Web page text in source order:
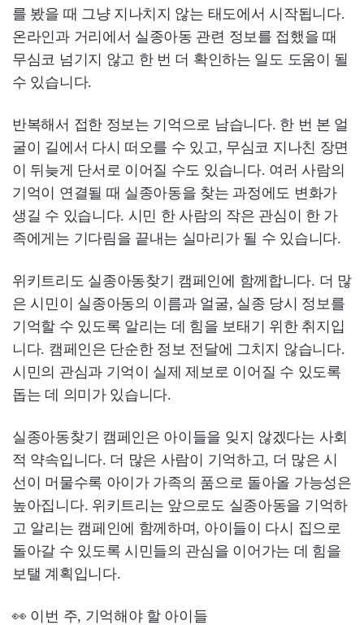
를 봤을 때 그냥 지나치지 않는 태도에서 시작됩니다.
온라인과 거리에서 실종아동 관련 정보를 접했을 때
무심코 넘기지 않고 한 번 더 확인하는 일도 도움이 될
수 있습니다.
반복해서 접한 정보는 기억으로 남습니다. 한 번 본 얼
굴이 길에서 다시 떠오를 수 있고, 무심코 지나친 장면
이 뒤늦게 단서로 이어질 수도 있습니다. 여러 사람의
기억이 연결될 때 실종아동을 찾는 과정에도 변화가
생길 수 있습니다. 시민 한 사람의 작은 관심이 한 가
족에게는 기다림을 끝내는 실마리가 될 수 있습니다.
위키트리도 실종아동찾기 캠페인에 함께합니다. 더 많
은 시민이 실종아동의 이름과 얼굴, 실종 당시 정보를
기억할 수 있도록 알리는 데 힘을 보태기 위한 취지입
니다. 캠페인은 단순한 정보 전달에 그치지 않습니다.
시민의 관심과 기억이 실제 제보로 이어질 수 있도록
돕는 데 의미가 있습니다.
실종아동찾기 캠페인은 아이들을 잊지 않겠다는 사회
적 약속입니다. 더 많은 사람이 기억하고, 더 많은 시
선이 머물수록 아이가 가족의 품으로 돌아올 가능성은
높아집니다. 위키트리는 앞으로도 실종아동을 기억하
고 알리는 캠페인에 함께하며, 아이들이 다시 집으로
돌아갈 수 있도록 시민들의 관심을 이어가는 데 힘을
보탤 계획입니다.
👀 이번 주, 기억해야 할 아이들